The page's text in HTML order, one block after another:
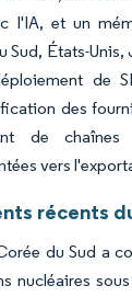
l'IA, et un
Sud, États-
de
des
de chaînes
vers
récents
du Sud a
nucléaires